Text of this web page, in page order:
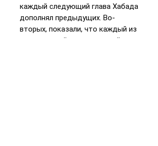
каждый следующий глава Хабада
дополнял предыдущих. Во-
вторых, показали, что каждый из
них внес свой неповторимый